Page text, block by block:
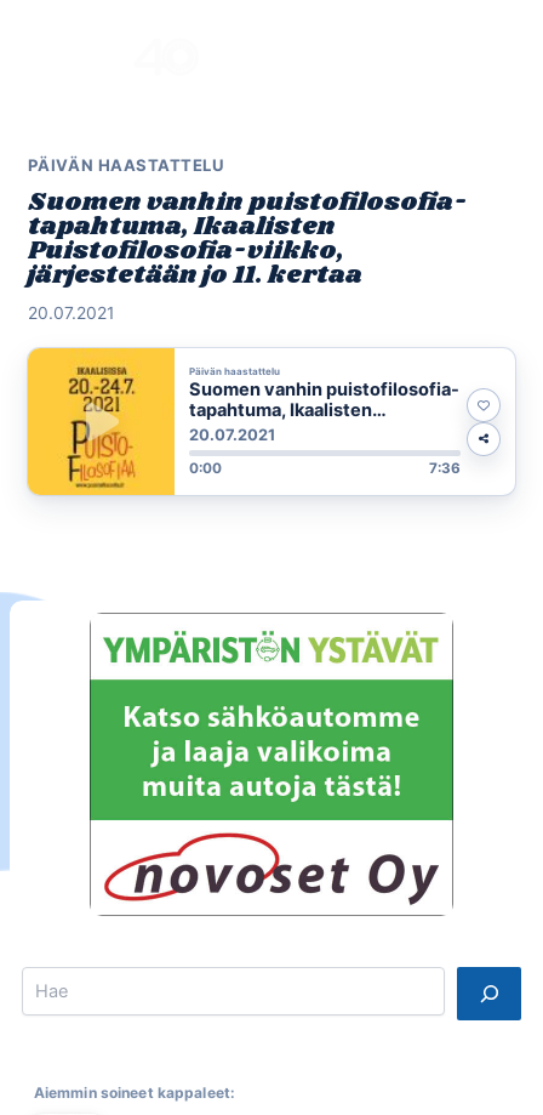
PÄIVÄN HAASTATTELU
Suomen vanhin puistofilosofia-
tapahtuma, Ikaalisten
Puistofilosofia-viikko,
järjestetään jo 11. kertaa
20.07.2021
Päivän haastattelu
Suomen vanhin puistofilosofia-
tapahtuma, Ikaalisten
Puistofilosofia-viikko,
järjestetään jo 11. kertaa
20.07.2021
0:00 7:36
Search
Aiemmin soineet kappaleet: